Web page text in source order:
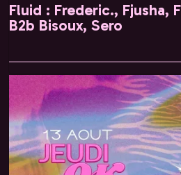
Fluid : Frederic., Fjusha,
B2b Bisoux, Sero